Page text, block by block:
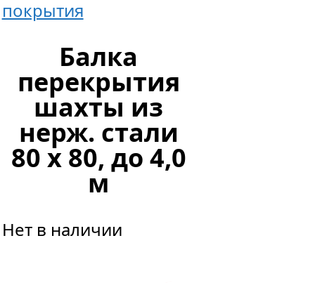
покрытия
Балка
перекрытия
шахты из
нерж. стали
80 х 80, до 4,0
м
Нет в наличии